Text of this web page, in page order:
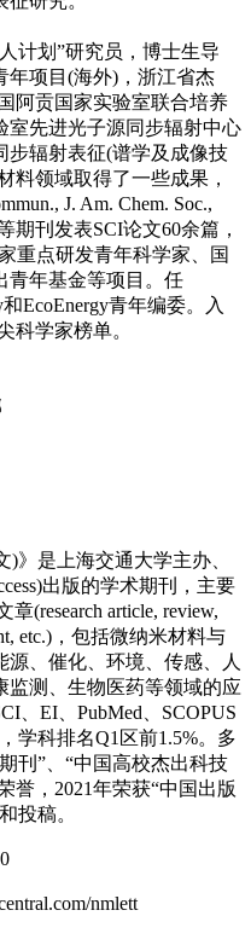
计划”研究员，博士生导
年项目(海外)，浙江省杰
阿贡国家实验室联合培养
室先进光子源同步辐射中心
步辐射表征(谱学及成像技
料领域取得了一些成果，
J. Am. Chem. Soc.,
期刊发表SCI论文60余篇，
重点研发青年科学家、国
青年基金等项目。任
和EcoEnergy青年编委。入
科学家榜单。
)》是上海交通大学主办、
出版的学术期刊，主要
(research article, review,
etc.)，包括微纳米材料与
、催化、环境、传感、人
监测、生物医药等领域的应
、EI、PubMed、SCOPUS
学科排名Q1区前1.5%。多
刊”、“中国高校杰出科技
誉，2021年荣获“中国出版
投稿。
nmlett